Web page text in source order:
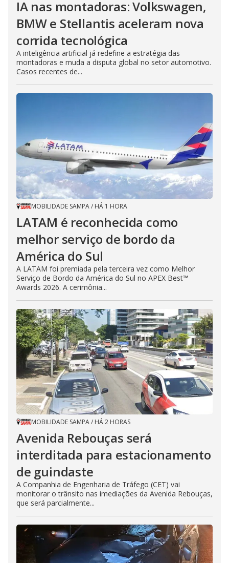
IA nas montadoras: Volkswagen,
BMW e Stellantis aceleram nova
corrida tecnológica
A inteligência artificial já redefine a estratégia das
montadoras e muda a disputa global no setor automotivo.
Casos recentes de...
MOBILIDADE SAMPA/ HÁ 1 HORA
LATAM é reconhecida como
melhor serviço de bordo da
América do Sul
A LATAM foi premiada pela terceira vez como Melhor
Serviço de Bordo da América do Sul no APEX Best™
Awards 2026. A cerimônia...
MOBILIDADE SAMPA/ HÁ 2 HORAS
Avenida Rebouças será
interditada para estacionamento
de guindaste
A Companhia de Engenharia de Tráfego (CET) vai
monitorar o trânsito nas imediações da Avenida Rebouças,
que será parcialmente...